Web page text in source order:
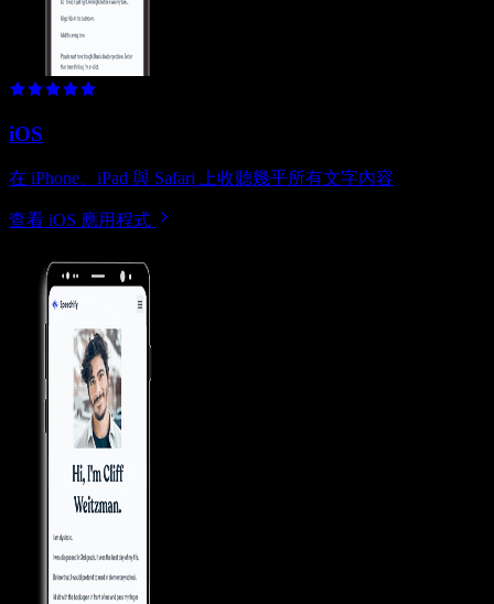
iOS
在 iPhone、iPad 與 Safari 上收聽幾乎所有文字內容
查看 iOS 應用程式